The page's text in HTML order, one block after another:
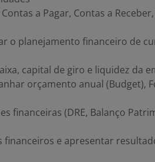
a Pagar, Contas a
o planejamento financeiro de
capital de giro e liquidez da
orçamento anual (Budget),
financeiras (DRE, Balanço
e apresentar